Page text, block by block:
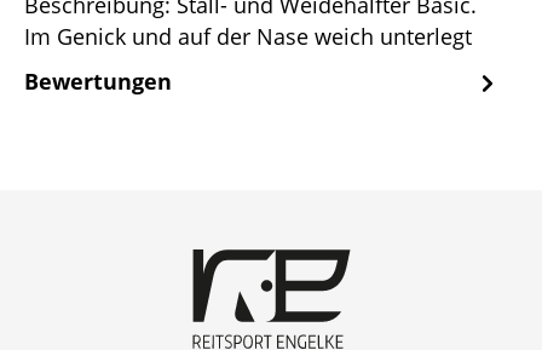
Im Genick und auf der Nase weich unterlegt
Bewertungen